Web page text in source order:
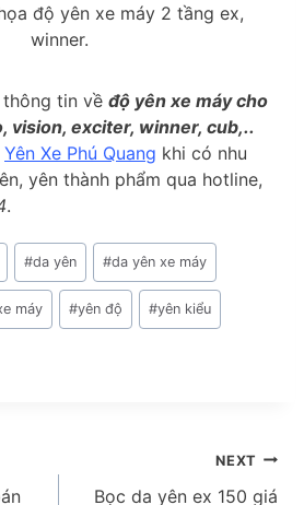
độ yên xe máy 2 tầng ex,
winner.
tin về độ yên xe máy cho
vision, exciter, winner, cub,..
Yên Xe Phú Quang khi có nhu
yên thành phẩm qua hotline,
.
#da yên #da yên xe máy
máy #yên độ #yên kiểu
NEXT
Bọc da yên ex 150 giá